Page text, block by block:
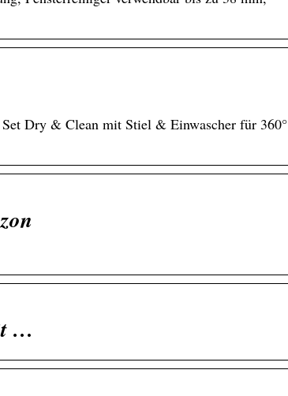
Dry & Clean mit Stiel & Einwascher für 360°
…